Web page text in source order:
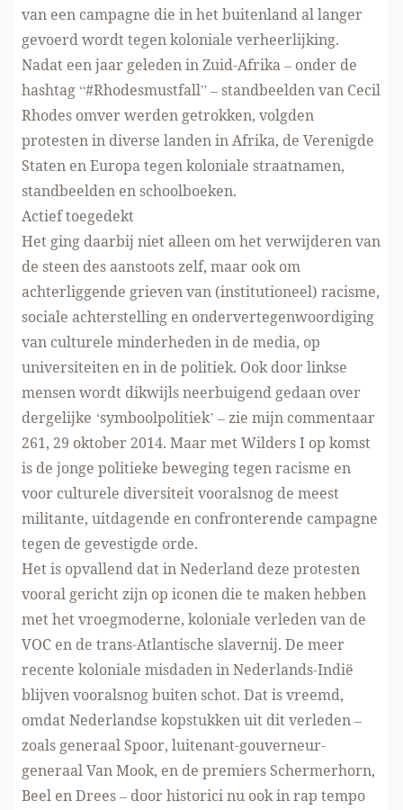
van een campagne die in het buitenland al langer
gevoerd wordt tegen koloniale verheerlijking.
Nadat een jaar geleden in Zuid-Afrika – onder de
hashtag “#Rhodesmustfall” – standbeelden van Cecil
Rhodes omver werden getrokken, volgden
protesten in diverse landen in Afrika, de Verenigde
Staten en Europa tegen koloniale straatnamen,
standbeelden en schoolboeken.
Actief toegedekt
Het ging daarbij niet alleen om het verwijderen van
de steen des aanstoots zelf, maar ook om
achterliggende grieven van (institutioneel) racisme,
sociale achterstelling en ondervertegenwoordiging
van culturele minderheden in de media, op
universiteiten en in de politiek. Ook door linkse
mensen wordt dikwijls neerbuigend gedaan over
dergelijke ‘symboolpolitiek’ – zie mijn commentaar
261, 29 oktober 2014. Maar met Wilders I op komst
is de jonge politieke beweging tegen racisme en
voor culturele diversiteit vooralsnog de meest
militante, uitdagende en confronterende campagne
tegen de gevestigde orde.
Het is opvallend dat in Nederland deze protesten
vooral gericht zijn op iconen die te maken hebben
met het vroegmoderne, koloniale verleden van de
VOC en de trans-Atlantische slavernij. De meer
recente koloniale misdaden in Nederlands-Indië
blijven vooralsnog buiten schot. Dat is vreemd,
omdat Nederlandse kopstukken uit dit verleden –
zoals generaal Spoor, luitenant-gouverneur-
generaal Van Mook, en de premiers Schermerhorn,
Beel en Drees – door historici nu ook in rap tempo